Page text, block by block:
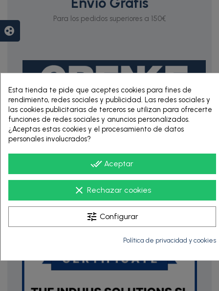
Para los pedidos superiores a 150€
RENTING DE 12
HASTA 60 MESES
Esta tienda te pide que aceptes cookies para fines de
rendimiento, redes sociales y publicidad. Las redes sociales y
las cookies publicitarias de terceros se utilizan para ofrecerte
funciones de redes sociales y anuncios personalizados.
¿Aceptas estas cookies y el procesamiento de datos
personales involucrados?
done_all Aceptar
clear Rechazar cookies
tune Configurar
Política de privacidad y cookies
group_work